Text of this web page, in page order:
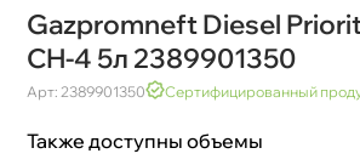
Gazpromneft Diesel
CH-4 5л 2389901350
Арт: 2389901350 Сертифицированный
Также доступны объемы